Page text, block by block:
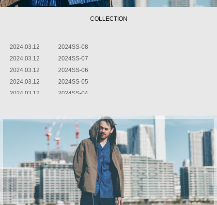
COLLECTION
2024.03.12
2024SS-08
2024.03.12
2024SS-07
2024.03.12
2024SS-06
2024.03.12
2024SS-05
2024.03.12
2024SS-04